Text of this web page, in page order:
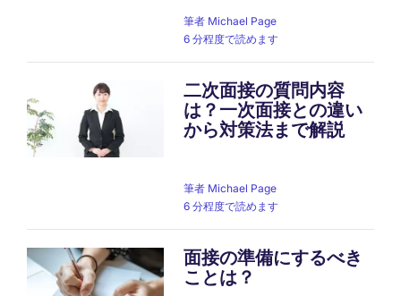
筆者 Michael Page
6 分程度で読めます
二次面接の質問内容
は？一次面接との違い
から対策法まで解説
筆者 Michael Page
6 分程度で読めます
面接の準備にするべき
ことは？